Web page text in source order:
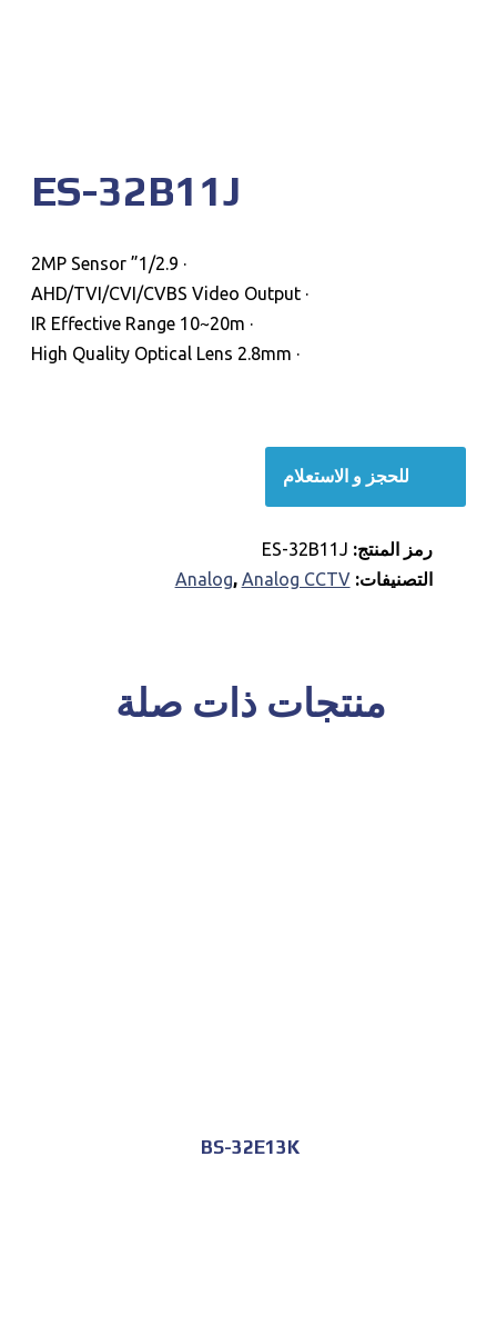
ES-32B11J
· 1/2.9” 2MP Sensor
· AHD/TVI/CVI/CVBS Video Output
· IR Effective Range 10~20m
· High Quality Optical Lens 2.8mm
للحجز و الاستعلام
رمز المنتج: ES-32B11J
التصنيفات:
Analog,Analog CCTV
منتجات ذات صلة
BS-32E13K
للحجز و الاستعلام